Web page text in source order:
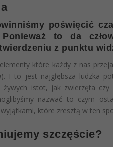
poświęcić
to da
z punktu
które każdy z nas
). I to jest najgłębsza ludzka
żywych istot, jak zwierzęta
nazwać to czym
które zresztą w ten
szczęście?